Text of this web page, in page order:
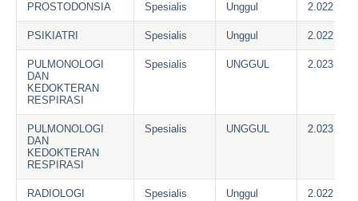
PROSTODONSIA Spesialis Unggul 2.022
PSIKIATRI Spesialis Unggul 2.022
PULMONOLOGI
DAN
KEDOKTERAN
RESPIRASI
Spesialis UNGGUL 2.023
PULMONOLOGI
DAN
KEDOKTERAN
RESPIRASI
Spesialis UNGGUL 2.023
RADIOLOGI Spesialis Unggul 2.022